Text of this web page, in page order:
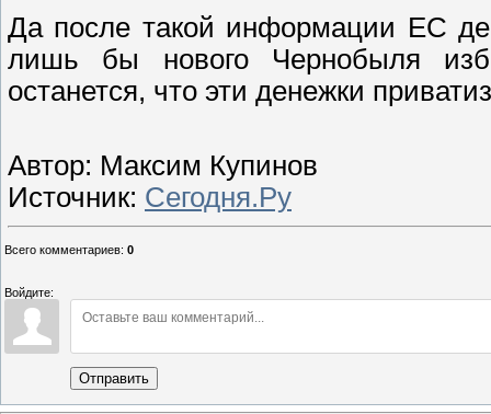
Да после такой информации ЕС
лишь бы нового Чернобыля
останется, что эти денежки
Автор: Максим Купинов
Источник: Сегодня.Ру
Всего комментариев: 0
Войдите:
Отправить